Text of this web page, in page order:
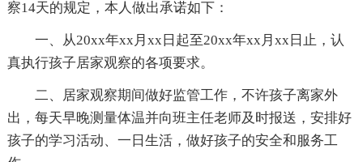
察14天的规定，本人做出承诺如下：
一、从20xx年xx月xx日起至20xx年xx月xx日止，认
真执行孩子居家观察的各项要求。
二、居家观察期间做好监管工作，不许孩子离家外
出，每天早晚测量体温并向班主任老师及时报送，安排好
孩子的学习活动、一日生活，做好孩子的安全和服务工